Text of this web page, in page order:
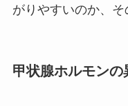
がりやすいのか、そ
甲状腺ホルモンの